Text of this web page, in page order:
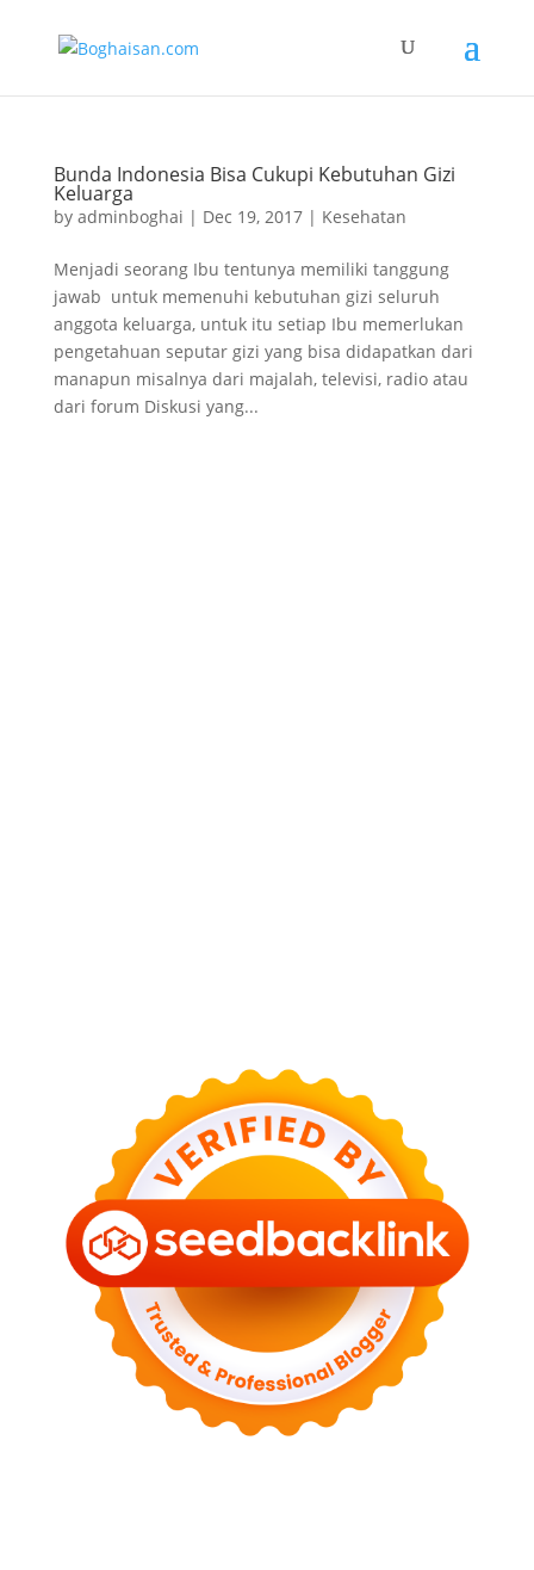
Bunda Indonesia Bisa Cukupi Kebutuhan Gizi
Keluarga
by adminboghai | Dec 19, 2017| Kesehatan
Menjadi seorang Ibu tentunya memiliki tanggung
jawab untuk memenuhi kebutuhan gizi seluruh
anggota keluarga, untuk itu setiap Ibu memerlukan
pengetahuan seputar gizi yang bisa didapatkan dari
manapun misalnya dari majalah, televisi, radio atau
dari forum Diskusi yang...